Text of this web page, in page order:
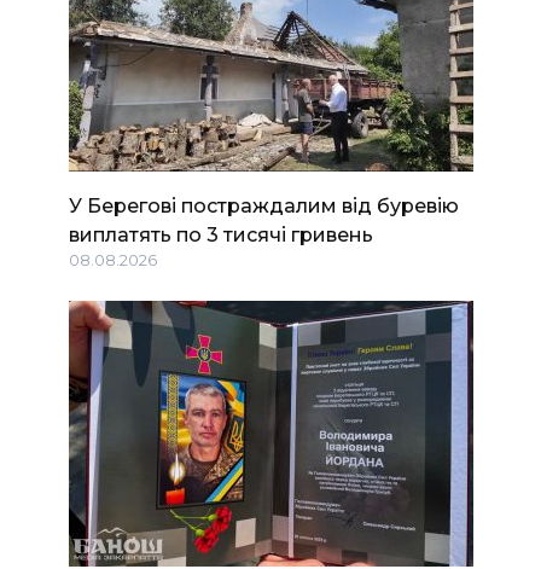
У Берегові постраждалим від буревію
виплатять по 3 тисячі гривень
08.08.2026